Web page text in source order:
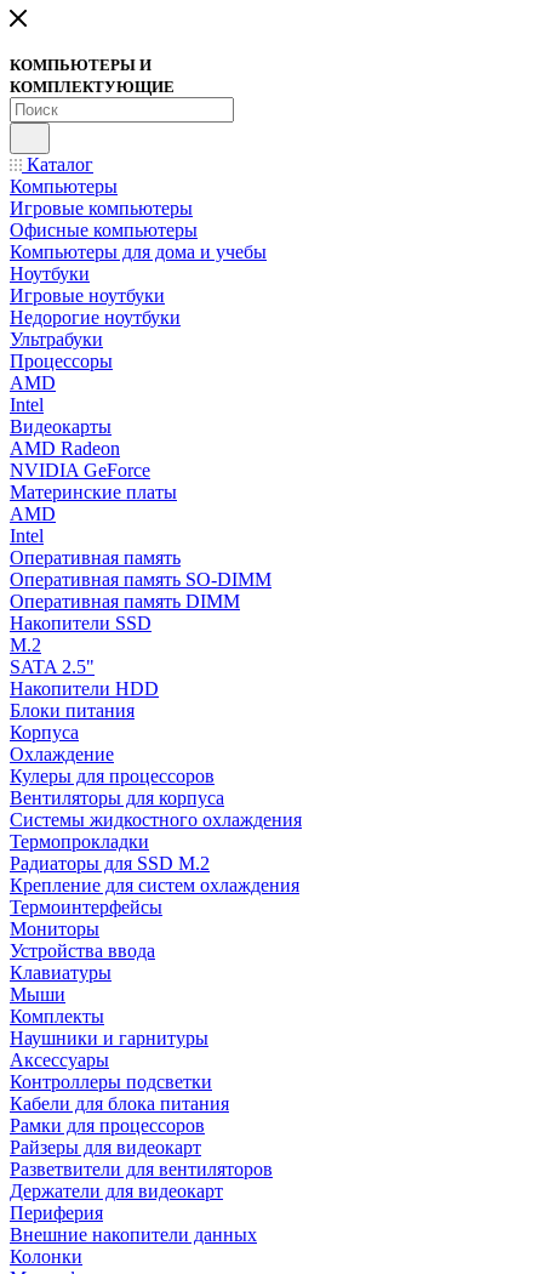
КОМПЬЮТЕРЫ И
КОМПЛЕКТУЮЩИЕ
Каталог
Компьютеры
Игровые компьютеры
Офисные компьютеры
Компьютеры для дома и учебы
Ноутбуки
Игровые ноутбуки
Недорогие ноутбуки
Ультрабуки
Процессоры
AMD
Intel
Видеокарты
AMD Radeon
NVIDIA GeForce
Материнские платы
AMD
Intel
Оперативная память
Оперативная память SO-DIMM
Оперативная память DIMM
Накопители SSD
M.2
SATA 2.5"
Накопители HDD
Блоки питания
Корпуса
Охлаждение
Кулеры для процессоров
Вентиляторы для корпуса
Системы жидкостного охлаждения
Термопрокладки
Радиаторы для SSD M.2
Крепление для систем охлаждения
Термоинтерфейсы
Мониторы
Устройства ввода
Клавиатуры
Мыши
Комплекты
Наушники и гарнитуры
Аксессуары
Контроллеры подсветки
Кабели для блока питания
Рамки для процессоров
Райзеры для видеокарт
Разветвители для вентиляторов
Держатели для видеокарт
Периферия
Внешние накопители данных
Колонки